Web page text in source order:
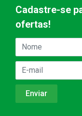
Cadastre-se
ofertas!